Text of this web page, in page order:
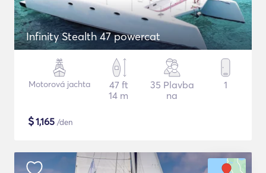
Infinity Stealth 47 powercat
Motorová jachta
47 ft
14 m
35 Plavba
na
1
$1,165 /den